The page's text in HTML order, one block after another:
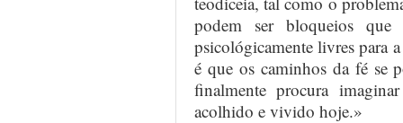
podem ser bloqueios que
psicológicamente livres para
é que os caminhos da fé se
finalmente procura
acolhido e vivido hoje.»